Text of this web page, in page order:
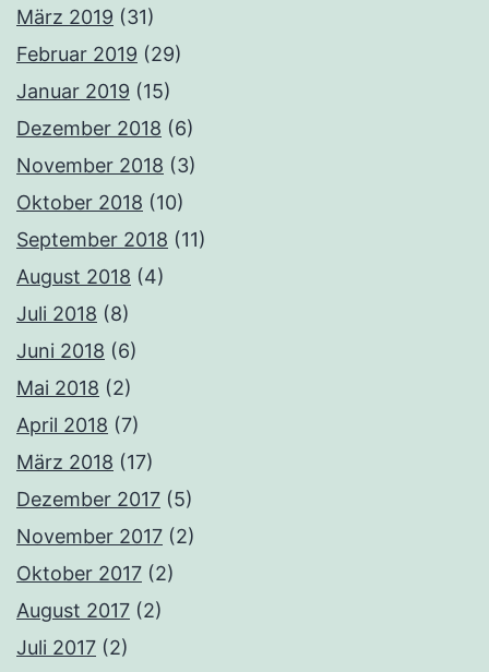
März 2019 (31)
Februar 2019 (29)
Januar 2019 (15)
Dezember 2018 (6)
November 2018 (3)
Oktober 2018 (10)
September 2018 (11)
August 2018 (4)
Juli 2018 (8)
Juni 2018 (6)
Mai 2018 (2)
April 2018 (7)
März 2018 (17)
Dezember 2017 (5)
November 2017 (2)
Oktober 2017 (2)
August 2017 (2)
Juli 2017 (2)